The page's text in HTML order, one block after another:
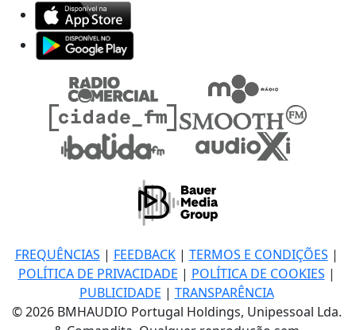
FREQUÊNCIAS | FEEDBACK| TERMOS E CONDIÇÕES |
POLÍTICA DE PRIVACIDADE | POLÍTICA DE COOKIES |
PUBLICIDADE | TRANSPARÊNCIA
© 2026 BMHAUDIO Portugal Holdings, Unipessoal Lda.